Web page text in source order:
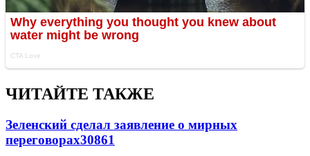
ЧИТАЙТЕ ТАКЖЕ
Зеленский сделал заявление о мирных
переговорах30861